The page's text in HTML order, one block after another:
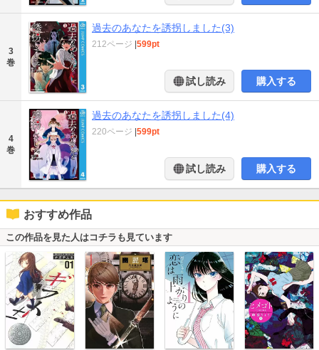
3
巻
過去のあなたを誘拐しました(3)
212ページ 599pt
試し読み 購入する
4
巻
過去のあなたを誘拐しました(4)
220ページ 599pt
試し読み 購入する
おすすめ作品
この作品を見た人はコチラも見ています